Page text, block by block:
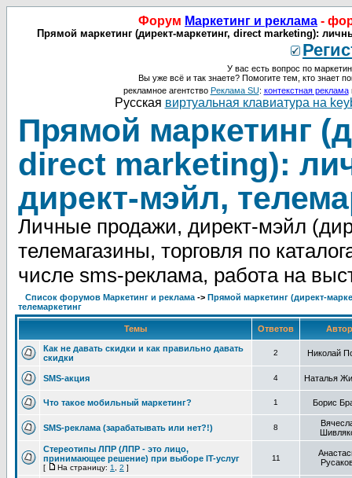
Форум Маркетинг и реклама -
Прямой маркетинг (директ-маркетинг, direct marketing):
У вас есть вопрос по
Вы уже всё и так знаете? Помогите тем, кто знает
рекламное агентство Реклама SU: контекстная реклама
Русская виртуальная клавиатура на
Прямой маркетинг
direct marketing):
директ-мэйл,
Личные продажи, директ-мэйл
телемагазины, торговля по
числе sms-реклама, работа на
Список форумов Маркетинг и реклама -> Прямой маркетинг (директ-
телемаркетинг
Темы Ответов
Как не давать скидки и как правильно давать
скидки
2 Николай
SMS-акция 4 Наталья
Что такое мобильный маркетинг? 1 Борис
SMS-реклама (зарабатывать или нет?!) 8
Стереотипы ЛПР (ЛПР - это лицо,
принимающее решение) при выборе IT-услуг
[ На страницу: 1 2 ]
11